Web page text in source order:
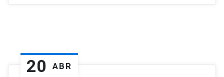
20 ABR